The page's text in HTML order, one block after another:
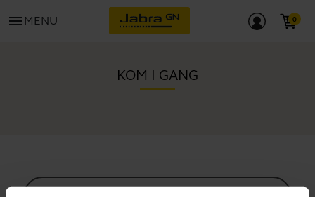
menu MENU
KOM I GANG